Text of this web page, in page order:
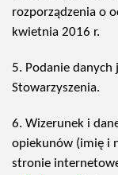
rozporządzenia o
kwietnia 2016 r.
5. Podanie danych
Stowarzyszenia.
6. Wizerunek i
opiekunów (imię i
stronie